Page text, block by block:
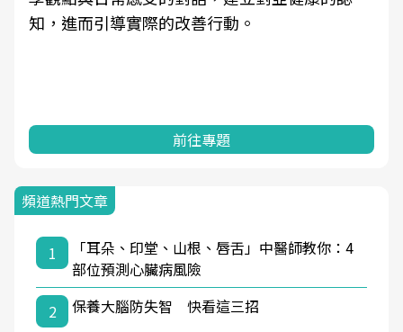
知，進而引導實際的改善行動。
前往專題
頻道熱門文章
1
「耳朵、印堂、山根、唇舌」中醫師教你：4
部位預測心臟病風險
2
保養大腦防失智 快看這三招